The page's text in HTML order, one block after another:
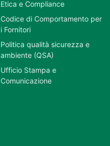
Etica e Compliance
Codice di Comportamento per
i Fornitori
Politica qualità sicurezza e
ambiente (QSA)
Ufficio Stampa e
Comunicazione